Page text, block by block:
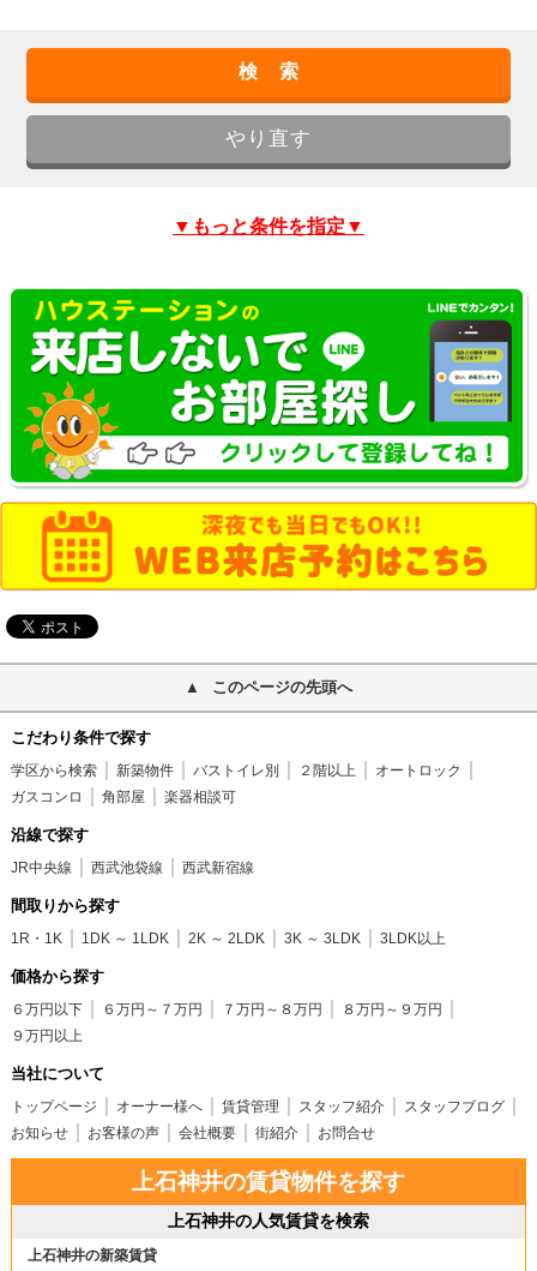
▼もっと条件を指定▼
このページの先頭へ
こだわり条件で探す
学区から検索 新築物件 バストイレ別 ２階以上
オートロック
ガスコンロ
角部屋 楽器相談可
沿線で探す
JR中央線 西武池袋線 西武新宿線
間取りから探す
1R・1K 1DK ～ 1LDK 2K ～ 2LDK 3K ～ 3LDK 3LDK以上
価格から探す
６万円以下 ６万円～７万円 ７万円～８万円
８万円～９万円
９万円以上
当社について
トップページ オーナー様へ 賃貸管理 スタッフ紹介
スタッフブログ
お知らせ
お客様の声 会社概要 街紹介 お問合せ
上石神井の賃貸物件を探す
上石神井の人気賃貸を検索
上石神井の新築賃貸